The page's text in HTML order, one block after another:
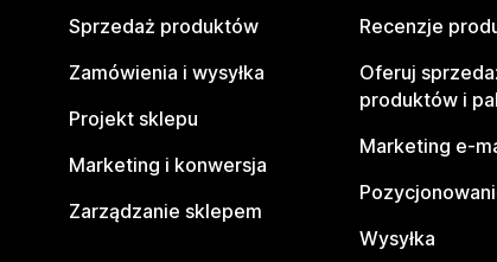
Sprzedaż produktów
Zamówienia i wysyłka
Projekt sklepu
Marketing i konwersja
Zarządzanie sklepem
Recenzje
Oferuj
produktów i
Marketing e-
Wysyłka